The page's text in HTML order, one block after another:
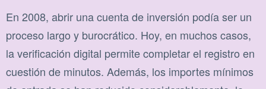
En 2008, abrir una cuenta de inversión podía ser un
proceso largo y burocrático. Hoy, en muchos casos,
la verificación digital permite completar el registro en
cuestión de minutos. Además, los importes mínimos